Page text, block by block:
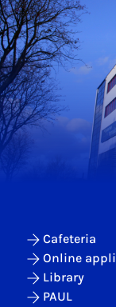
Cafeteria
Online
Library
PAUL